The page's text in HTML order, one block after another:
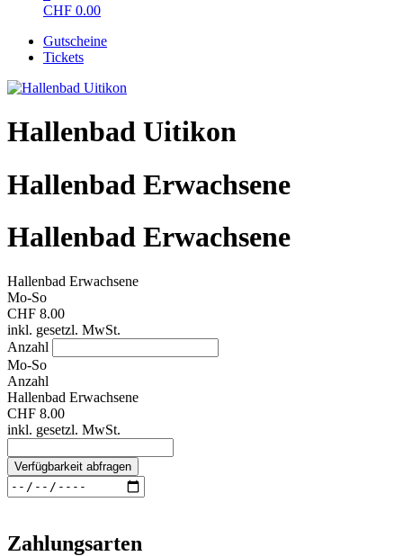
CHF 0.00
Gutscheine
Tickets
Hallenbad Uitikon
Hallenbad Erwachsene
Hallenbad Erwachsene
Hallenbad Erwachsene
Mo-So
CHF 8.00
inkl. gesetzl. MwSt.
Anzahl
Mo-So
Anzahl
Hallenbad Erwachsene
CHF 8.00
inkl. gesetzl. MwSt.
Verfügbarkeit abfragen
Zahlungsarten